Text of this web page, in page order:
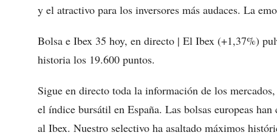
y el atractivo para los inversores más audaces. La
Bolsa e Ibex 35 hoy, en directo | El Ibex (+1,37%)
historia los 19.600 puntos.
Sigue en directo toda la información de los
el índice bursátil en España. Las bolsas europeas
al Ibex. Nuestro selectivo ha asaltado máximos